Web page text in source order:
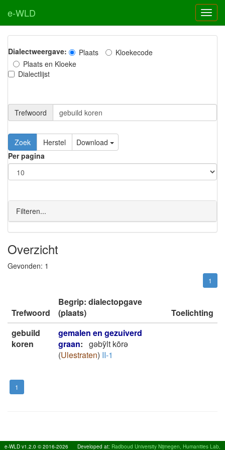
e-WLD
Dialectweergave: Plaats
Kloekecode
Plaats en Kloeke
Dialectlijst
Trefwoord
Download
Per pagina
Filteren...
Overzicht
Gevonden: 1
1
Trefwoord
Begrip: dialectopgave
(plaats)
Toelichting
gebuild
koren
gemalen en gezuiverd
graan: gǝbȳlt kōrǝ
(Ulestraten) II-1
1
e-WLD v1.2.0 © 2016-2026 Developed at: Radboud University Nijmegen, Humanities Lab,